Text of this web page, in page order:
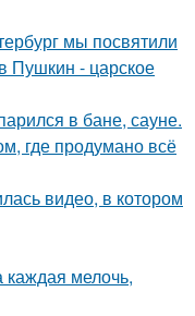
мы посвятили
Пушкин - царское
в бане, сауне.
где продумано всё
видео, в котором
каждая мелочь,